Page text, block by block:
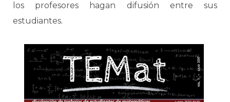
los profesores hagan difusión entre sus
estudiantes.